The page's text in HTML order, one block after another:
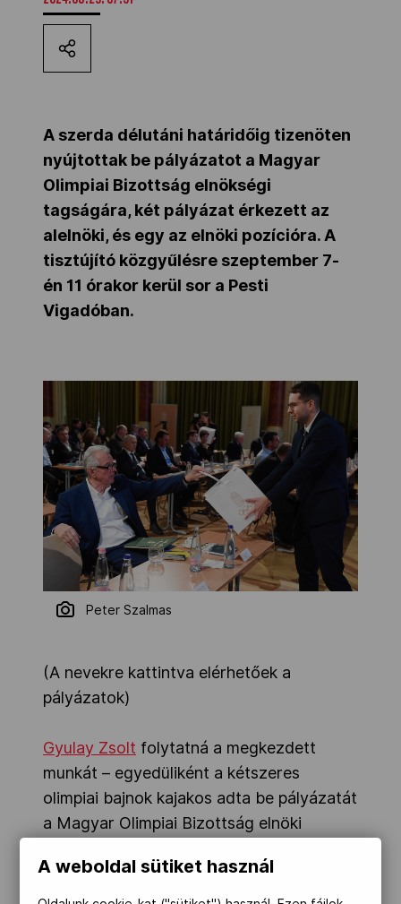
Kettőskarrier-program
Társszervezetek
OVEP
Adatbank
A szerda délutáni határidőig tizenöten
nyújtottak be pályázatot a Magyar
Olimpiai Bizottság elnökségi
tagságára, két pályázat érkezett az
alelnöki, és egy az elnöki pozícióra. A
tisztújító közgyűlésre szeptember 7-
én 11 órakor kerül sor a Pesti
Vigadóban.
Peter Szalmas
(A nevekre kattintva elérhetőek a
pályázatok)
Gyulay Zsolt folytatná a megkezdett
munkát – egyedüliként a kétszeres
olimpiai bajnok kajakos adta be pályázatát
a Magyar Olimpiai Bizottság elnöki
A weboldal sütiket használ